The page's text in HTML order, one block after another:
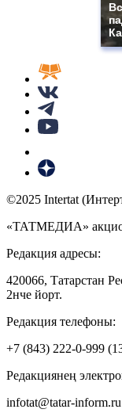
©2025 Intertat
«ТАТМЕДИА»
Редакция адресы:
420066, Татарстан
2нче йорт.
Редакция телефоны:
+7 (843) 222-0-999
Редакциянең
infotat@tatar-inform.ru